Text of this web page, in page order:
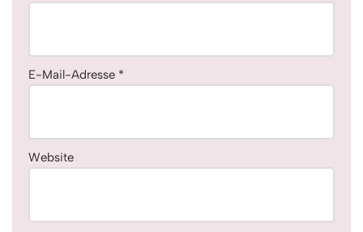
E-Mail-Adresse *
Website